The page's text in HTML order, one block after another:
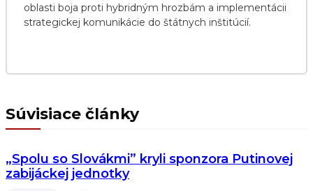
oblasti boja proti hybridným hrozbám a implementácii
strategickej komunikácie do štátnych inštitúcií.
Súvisiace články
„Spolu so Slovákmi” kryli sponzora Putinovej
zabijáckej jednotky